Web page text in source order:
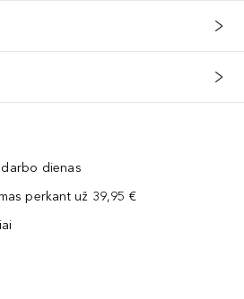
dienas
perkant už 39,95 €